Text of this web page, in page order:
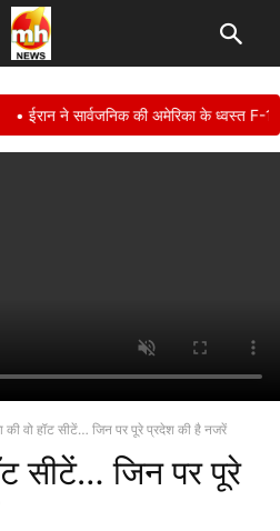
• ईरान ने सार्वजनिक की अमेरिका के ध्वस्त F-
की वो हॉट सीटें… जिन पर पूरे प्रदेश की है नजरें
सीटें… जिन पर पूरे